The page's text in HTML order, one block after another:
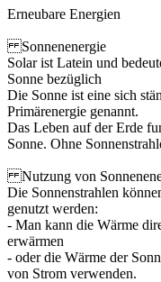
Erneubare Energien
Sonnenenergie
Solar ist Latein und
Sonne bezüglich
Die Sonne ist eine sich
Primärenergie genannt.
Das Leben auf der Erde
Sonne. Ohne
Nutzung von
Die Sonnenstrahlen
genutzt werden:
- Man kann die Wärme
erwärmen
- oder die Wärme der
von Strom verwenden.